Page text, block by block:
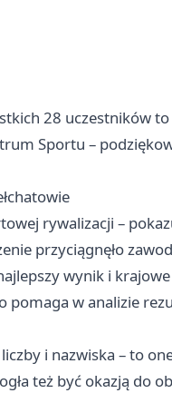
28 uczestników to
Sportu –
rywalizacji –
przyciągnęło
wynik i
pomaga w analizie
i nazwiska – to
też być okazją do